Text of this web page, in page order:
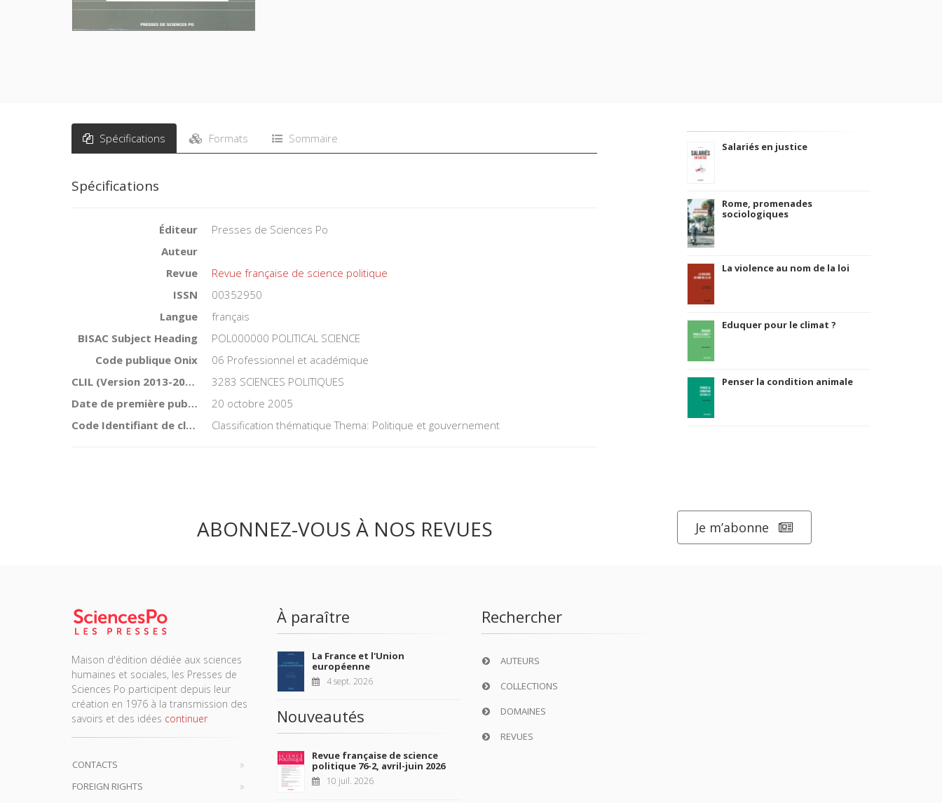
Spécifications Formats Sommaire
Spécifications
Éditeur
Presses de Sciences Po
Auteur
Revue
Revue française de science politique
ISSN
00352950
Langue
français
BISAC Subject Heading
POL000000 POLITICAL SCIENCE
Code publique Onix
06 Professionnel et académique
CLIL (Version 2013-2019 )
3283 SCIENCES POLITIQUES
Date de première publication du titre
20 octobre 2005
Code Identifiant de classement sujet
Classification thématique Thema: Politique et gouvernement
Salariés en justice
Rome, promenades
sociologiques
La violence au nom de la loi
Eduquer pour le climat ?
Penser la condition animale
ABONNEZ-VOUS À NOS REVUES Je m’abonne
Maison d'édition dédiée aux sciences
humaines et sociales, les Presses de
Sciences Po participent depuis leur
création en 1976 à la transmission des
savoirs et des idées continuer
CONTACTS
FOREIGN RIGHTS
À paraître
La France et l'Union
européenne
4 sept. 2026
Nouveautés
Revue française de science
politique 76-2, avril-juin 2026
10 juil. 2026
Rechercher
AUTEURS
COLLECTIONS
DOMAINES
REVUES